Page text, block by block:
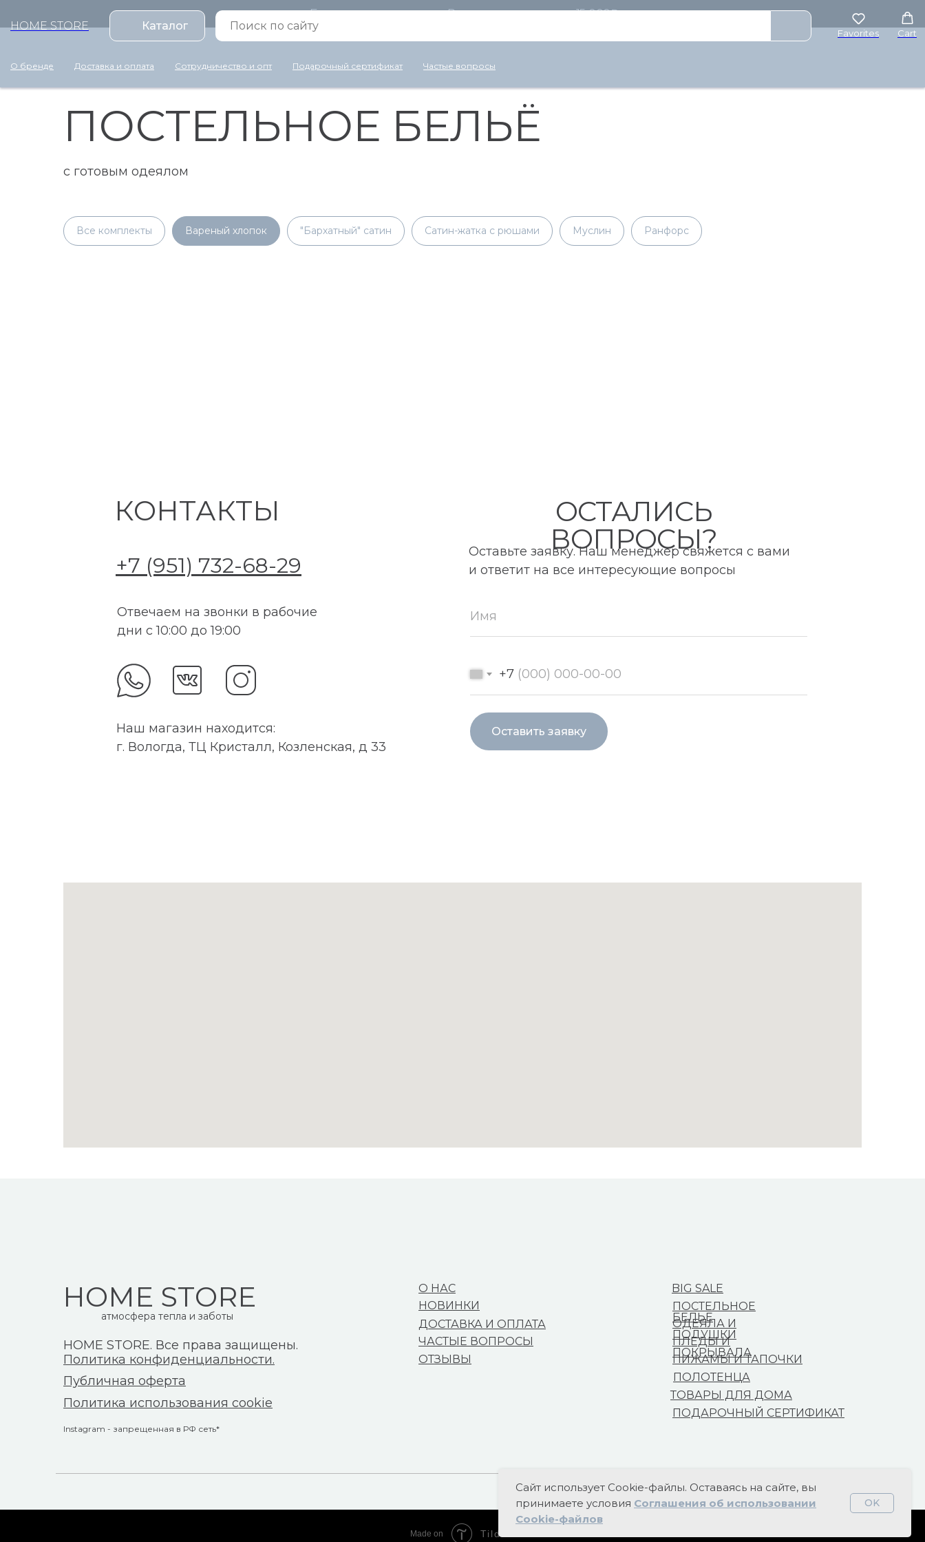
Бесплатная доставка по России для заказов от 15 000₽
HOME STORE
Каталог
Favorites Cart
О бренде Доставка и оплата Сотрудничество и опт Подарочный сертификат Частые вопросы
ПОСТЕЛЬНОЕ БЕЛЬЁ
с готовым одеялом
Все комплекты Вареный хлопок "Бархатный" сатин Сатин-жатка с рюшами Муслин Ранфорс
Оставьте заявку. Наш менеджер свяжется с вами
и ответит на все интересующие вопросы
КОНТАКТЫ
+7
Оставить заявку
ОСТАЛИСЬ
ВОПРОСЫ?
+7 (951) 732-68-29
Отвечаем на звонки в рабочие
дни с 10:00 до 19:00
Наш магазин находится:
г. Вологда, ТЦ Кристалл, Козленская, д 33
Сайт использует Cookie-файлы. Оставаясь на сайте, вы
принимаете условия Соглашения об использовании
Cookie-файлов
OK
О НАС
НОВИНКИ
ДОСТАВКА И ОПЛАТА
ЧАСТЫЕ ВОПРОСЫ
ОТЗЫВЫ
ПОЛОТЕНЦА
ПОСТЕЛЬНОЕ
БЕЛЬЕ
ОДЕЯЛА И
ПОДУШКИ
ПЛЕДЫ И
ПОКРЫВАЛА
ПИЖАМЫ И ТАПОЧКИ
ТОВАРЫ ДЛЯ ДОМА
BIG SALE
ПОДАРОЧНЫЙ СЕРТИФИКАТ
HOME STORE
Политика использования cookie
Публичная оферта
HOME STORE. Все права защищены.
Политика конфиденциальности.
Instagram - запрещенная в РФ сеть*
атмосфера тепла и заботы
Made on Tilda